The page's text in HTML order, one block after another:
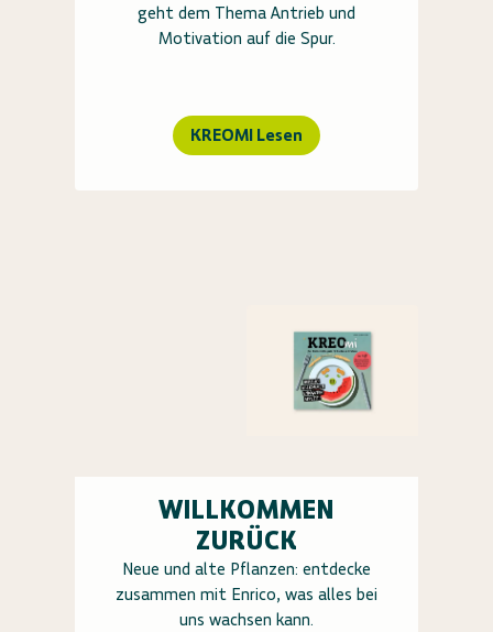
geht dem Thema Antrieb und
Motivation auf die Spur.
KREOMI Lesen
WILLKOMMEN
ZURÜCK
Neue und alte Pflanzen: entdecke
zusammen mit Enrico, was alles bei
uns wachsen kann.